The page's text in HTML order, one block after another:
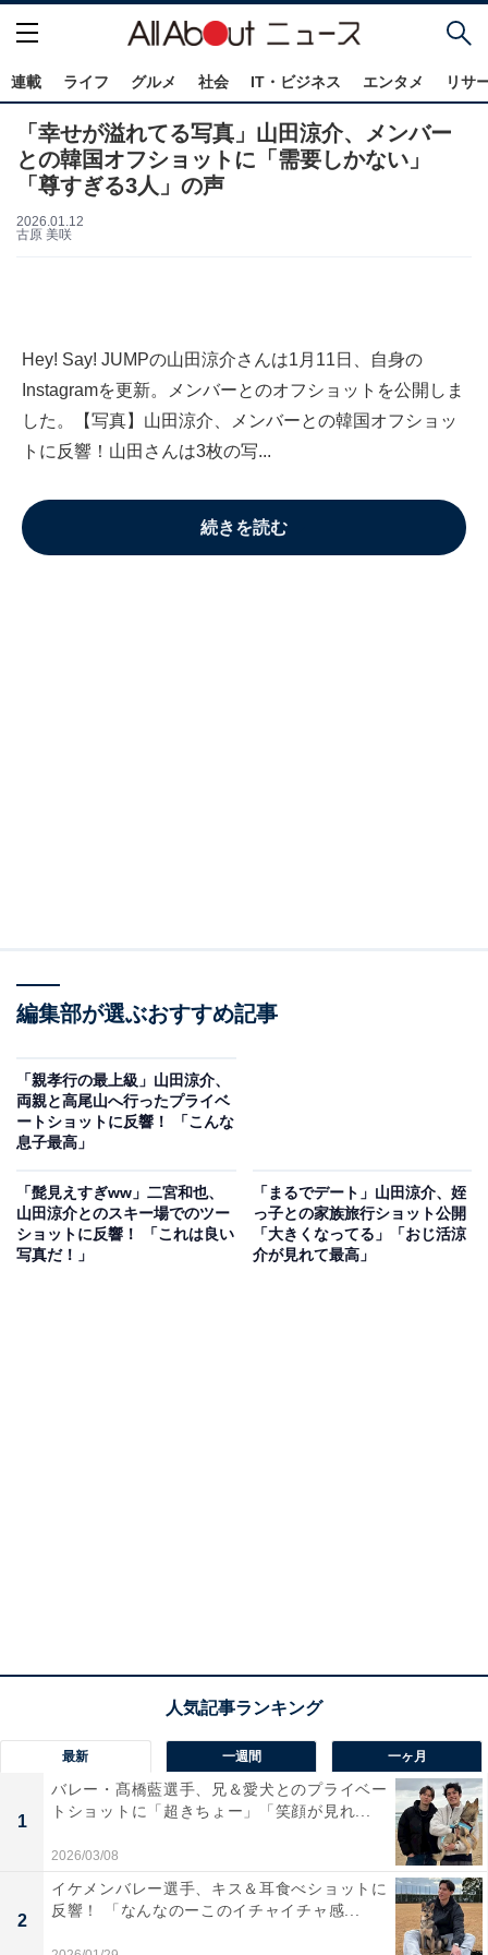
連載 ライフ グルメ 社会 IT・ビジネス エンタメ リサ
「幸せが溢れてる写真」山田涼介、メンバー
との韓国オフショットに「需要しかない」
「尊すぎる3人」の声
2026.01.12
古原 美咲
Hey! Say! JUMPの山田涼介さんは1月11日、自身の
Instagramを更新。メンバーとのオフショットを公開しま
した。【写真】山田涼介、メンバーとの韓国オフショッ
トに反響！山田さんは3枚の写...
続きを読む
編集部が選ぶおすすめ記事
「親孝行の最上級」山田涼介、
両親と高尾山へ行ったプライベ
ートショットに反響！ 「こんな
息子最高」
「髭見えすぎww」二宮和也、
山田涼介とのスキー場でのツー
ショットに反響！ 「これは良い
写真だ！」
「まるでデート」山田涼介、姪
っ子との家族旅行ショット公開
「大きくなってる」「おじ活涼
介が見れて最高」
最新 一週間 一ヶ月
1
バレー・髙橋藍選手、兄＆愛犬とのプライベー
トショットに「超きちょー」「笑顔が見れ...
2026/03/08
2
イケメンバレー選手、キス＆耳食べショットに
反響！ 「なんなのーこのイチャイチャ感...